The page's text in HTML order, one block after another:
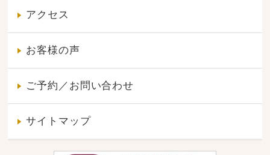
アクセス
お客様の声
ご予約／お問い合わせ
サイトマップ